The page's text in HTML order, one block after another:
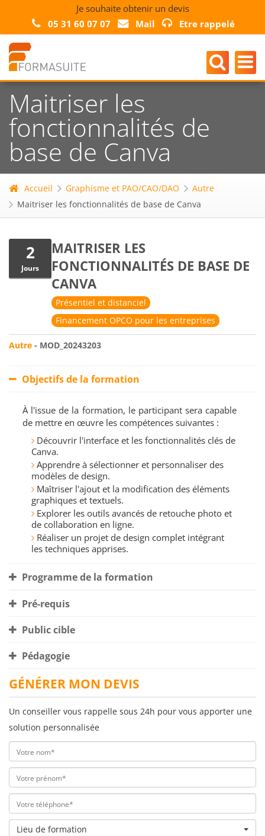
Je souhaite obtenir un devis
05 31 60 07 07
Mail Etre rappelé
Maitriser les
fonctionnalités de
base de Canva
Accueil Graphisme et PAO/CAO/DAO
Autre
Maitriser les fonctionnalités de base de Canva
2
Jours
MAITRISER LES
FONCTIONNALITÉS DE BASE DE
CANVA
Présentiel et distanciel
Financement OPCO pour les entreprises
Autre - MOD_20243203
Objectifs de la formation
À l'issue de la formation, le participant sera capable
de mettre en œuvre les compétences suivantes :
Découvrir l'interface et les fonctionnalités clés de
Canva.
Apprendre à sélectionner et personnaliser des
modèles de design.
Maîtriser l'ajout et la modification des éléments
graphiques et textuels.
Explorer les outils avancés de retouche photo et
de collaboration en ligne.
Réaliser un projet de design complet intégrant
les techniques apprises.
Programme de la formation
Pré-requis
Public cible
Pédagogie
GÉNÉRER MON DEVIS
Un conseiller vous rappelle sous 24h pour vous apporter une
solution personnalisée
Lieu de formation